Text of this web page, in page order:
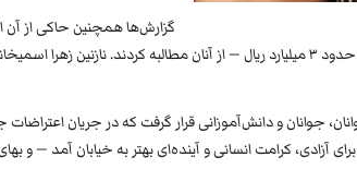
گزارش‌ها همچنین حاکی از آن
خانواده‌اش، مبلغ سنگینی — حدود ۳ میلیارد ریال — از آنان مطالبه کردند.
جوانان و دانش‌آموزانی قرار گرفت که در جریان اعتراضات
آزادی، کرامت انسانی و آینده‌ای بهتر به خیابان آمد — و